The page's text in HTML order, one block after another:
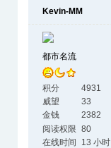
Kevin-MM
都市名流
积分
4931
威望
33
金钱
2382
阅读权限 80
在线时间
13 小时